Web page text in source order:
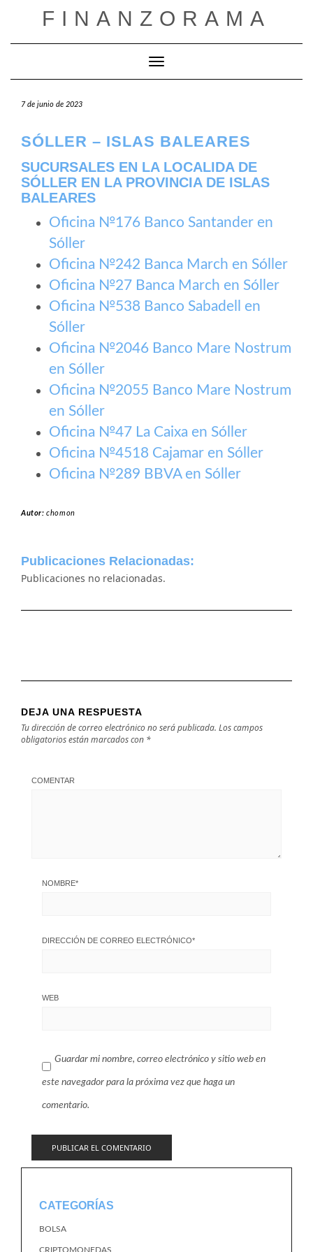
FINANZORAMA
Cambiar modo de navegación
7 de junio de 2023
SÓLLER – ISLAS BALEARES
SUCURSALES EN LA LOCALIDA DE
SÓLLER EN LA PROVINCIA DE ISLAS
BALEARES
Oficina №176 Banco Santander en
Sóller
Oficina №242 Banca March en Sóller
Oficina №27 Banca March en Sóller
Oficina №538 Banco Sabadell en
Sóller
Oficina №2046 Banco Mare Nostrum
en Sóller
Oficina №2055 Banco Mare Nostrum
en Sóller
Oficina №47 La Caixa en Sóller
Oficina №4518 Cajamar en Sóller
Oficina №289 BBVA en Sóller
Autor:chomon
Publicaciones Relacionadas:
Publicaciones no relacionadas.
DEJA UNA RESPUESTA
Tu dirección de correo electrónico no será publicada. Los campos
obligatorios están marcados con *
COMENTAR
NOMBRE*
DIRECCIÓN DE CORREO ELECTRÓNICO*
WEB
Guardar mi nombre, correo electrónico y sitio web en
este navegador para la próxima vez que haga un
comentario.
CATEGORÍAS
BOLSA
CRIPTOMONEDAS